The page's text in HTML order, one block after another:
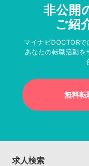
非公開
ご紹
マイナビDOCTOR
あなたの転職活動
無料転
求人検索